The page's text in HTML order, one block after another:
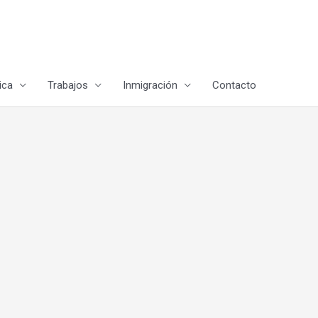
Trabajos Inmigración Contacto